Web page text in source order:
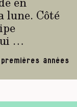
lune. Côté
…
années